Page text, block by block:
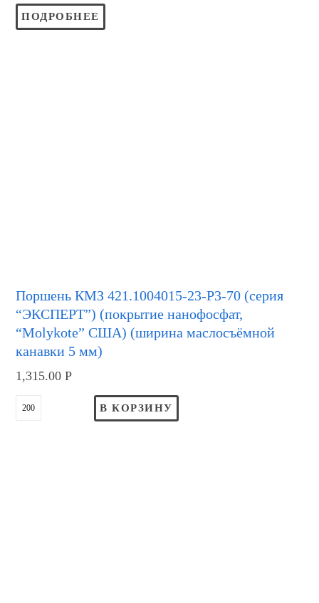
ПОДРОБНЕЕ
Поршень КМЗ 421.1004015-23-Р3-70 (серия
“ЭКСПЕРТ”) (покрытие нанофосфат,
“Molykote” США) (ширина маслосъёмной
канавки 5 мм)
1,315.00Р
В КОРЗИНУ